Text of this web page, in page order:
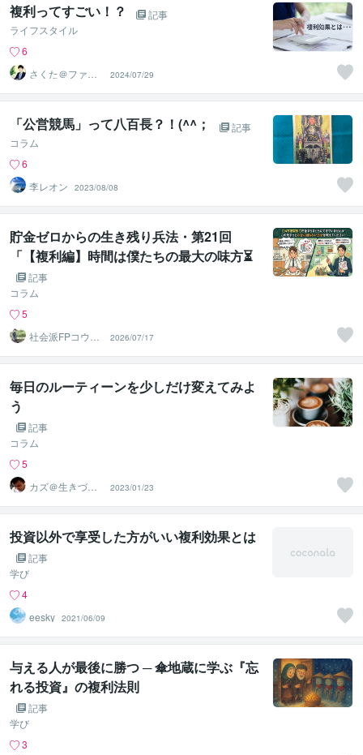
複利ってすごい！？
記事
ライフスタイル
6
さくた＠ファイ
ナンシャルプラ
ンナー
2024/07/29
「公営競馬」って八百長？！(^^；
記事
コラム
6
李レオン
2023/08/08
貯金ゼロからの生き残り兵法・第21回
「【複利編】時間は僕たちの最大の味方⏳
最初はカメの歩みでも、後半に大化けする
仕組み⚔️」
記事
コラム
5
社会派FPコウダ
イ｜資産を守り
心を楽に
2026/07/17
毎日のルーティーンを少しだけ変えてみよ
う
記事
コラム
5
カズ＠生きづら
い人のカウンセ
ラー
2023/01/23
投資以外で享受した方がいい複利効果とは
記事
学び
4
eesky 2021/06/09
与える人が最後に勝つ ─ 傘地蔵に学ぶ『忘
れる投資』の複利法則
記事
学び
3